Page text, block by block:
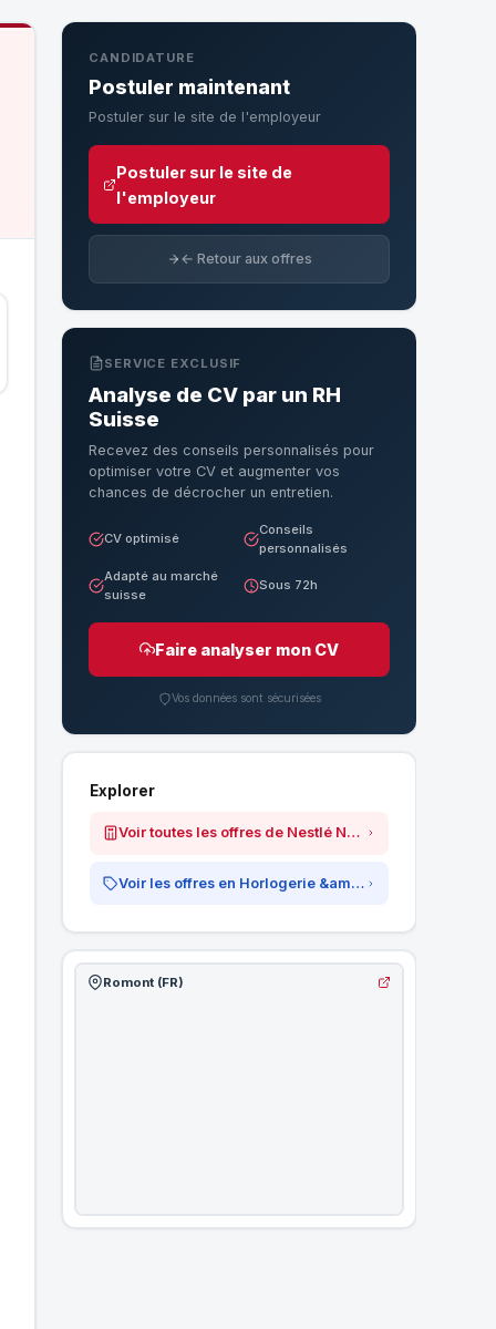
CANDIDATURE
Postuler maintenant
Postuler sur le site de l'employeur
Postuler sur le site de
l'employeur
← Retour aux offres
SERVICE EXCLUSIF
Analyse de CV par un RH
Suisse
Recevez des conseils personnalisés pour
optimiser votre CV et augmenter vos
chances de décrocher un entretien.
CV optimisé
Conseils
personnalisés
Adapté au marché
suisse
Sous 72h
Faire analyser mon CV
Vos données sont sécurisées
Explorer
Voir toutes les offres de Nestlé Nespresso SA
Voir les offres en Horlogerie &amp; Luxe
Romont (FR)